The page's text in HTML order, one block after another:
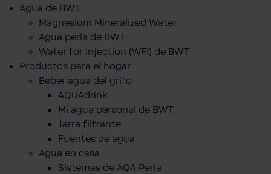
Agua de BWT
Magnesium Mineralized Water
Agua perla de BWT
Water for Injection (WFI) de BWT
Productos para el hogar
Beber agua del grifo
AQUAdrink
Mi agua personal de BWT
Jarra filtrante
Fuentes de agua
Agua en casa
Sistemas de AQA Perla